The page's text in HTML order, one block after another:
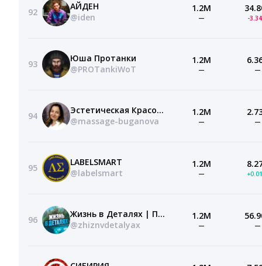
92
АЙДЕН
@iden
1.2M
— -
93
Юша Протанки
@PROTankiWoT
1.2M
— —
94
Эстетическая Красота и Психологическое Здоровье
@massage-buganova
1.2M
— —
95
LABELSMART
@labelsmart
1.2M
—
96
Жизнь в Деталях | Про экономику и бизнес
@zhiznvdetalyax
1.2M
— —